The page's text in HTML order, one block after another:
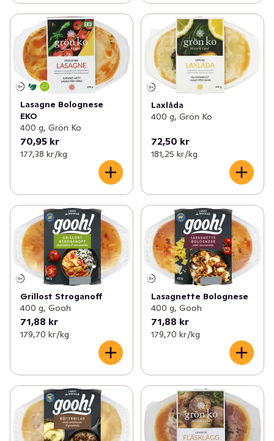
Lasagne Bolognese
EKO
400 g, Grön Ko
70,95 kr
177,38 kr /kg
Laxlåda
400 g, Grön Ko
72,50 kr
181,25 kr /kg
Grillost Stroganoff
400 g, Gooh
71,88 kr
179,70 kr /kg
Lasagnette Bolognese
400 g, Gooh
71,88 kr
179,70 kr /kg